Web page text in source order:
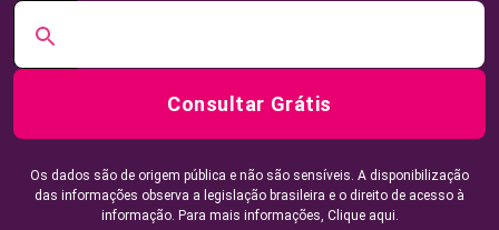
Consultar Grátis
Os dados são de origem pública e não são sensíveis. A disponibilização
das informações observa a legislação brasileira e o direito de acesso à
informação. Para mais informações, Clique aqui.